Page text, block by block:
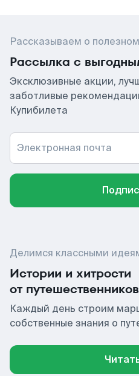
Рассказываем о
Рассылка с
Эксклюзивные акции,
заботливые
Купибилета
Электронная почта
Делимся классными
Истории и хитрости
от путешественников
Каждый день строим
собственные знания о